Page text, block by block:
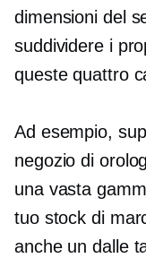
dimensioni del
suddividere i
queste quattro
Ad esempio,
negozio di
una vasta
tuo stock di
anche undalle